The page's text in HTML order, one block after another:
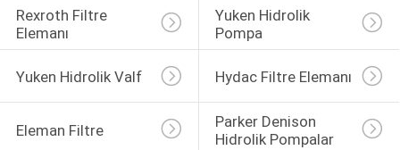
Rexroth Filtre
Elemanı
Yuken Hidrolik
Pompa
Yuken Hidrolik Valf Hydac Filtre Elemanı
Eleman Filtre
Parker Denison
Hidrolik Pompalar